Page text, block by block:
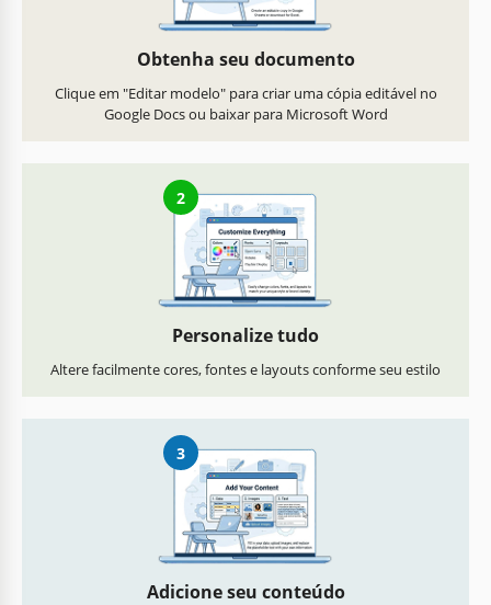
Obtenha seu documento
Clique em "Editar modelo" para criar uma cópia editável no
Google Docs ou baixar para Microsoft Word
2
Personalize tudo
Altere facilmente cores, fontes e layouts conforme seu estilo
3
Adicione seu conteúdo